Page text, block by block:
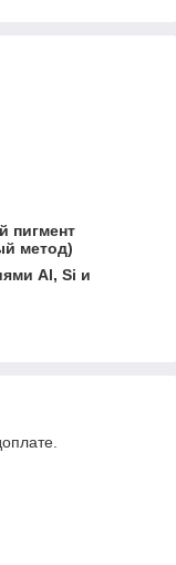
пигмент
метод)
Al, Si и